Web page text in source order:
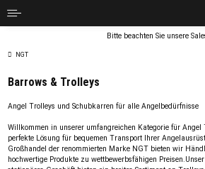
Bitte beachten Sie unsere
NGT
Barrows & Trolleys
Angel Trolleys und Schubkarren für alle Angelbedürfnisse
Willkommen in unserer umfangreichen Kategorie für Angel
perfekte Lösung für bequemen Transport Ihrer
Großhandel der renommierten Marke NGT bieten wir
hochwertige Produkte zu wettbewerbsfähigen